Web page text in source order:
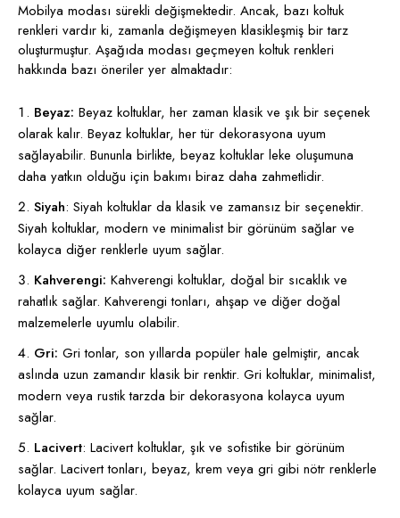
Mobilya modası sürekli değişmektedir. Ancak, bazı koltuk
renkleri vardır ki, zamanla değişmeyen klasikleşmiş bir tarz
oluşturmuştur. Aşağıda modası geçmeyen koltuk renkleri
hakkında bazı öneriler yer almaktadır:
Beyaz: Beyaz koltuklar, her zaman klasik ve şık bir seçenek
olarak kalır. Beyaz koltuklar, her tür dekorasyona uyum
sağlayabilir. Bununla birlikte, beyaz koltuklar leke oluşumuna
daha yatkın olduğu için bakımı biraz daha zahmetlidir.
Siyah: Siyah koltuklar da klasik ve zamansız bir seçenektir.
Siyah koltuklar, modern ve minimalist bir görünüm sağlar ve
kolayca diğer renklerle uyum sağlar.
Kahverengi: Kahverengi koltuklar, doğal bir sıcaklık ve
rahatlık sağlar. Kahverengi tonları, ahşap ve diğer doğal
malzemelerle uyumlu olabilir.
Gri: Gri tonlar, son yıllarda popüler hale gelmiştir, ancak
aslında uzun zamandır klasik bir renktir. Gri koltuklar, minimalist,
modern veya rustik tarzda bir dekorasyona kolayca uyum
sağlar.
Lacivert: Lacivert koltuklar, şık ve sofistike bir görünüm
sağlar. Lacivert tonları, beyaz, krem veya gri gibi nötr renklerle
kolayca uyum sağlar.